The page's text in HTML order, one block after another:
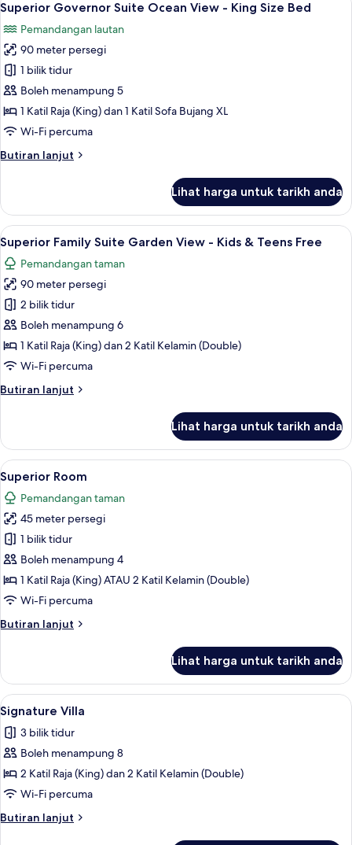
Front
Kids
&
Teens
Free
semua
foto
untuk
Superior
Governor
Suite
Ocean
-
Bed
9
Superior Governor Suite Ocean View - King Size Bed
Pemandangan lautan
90 meter persegi
1 bilik tidur
Boleh menampung 5
1 Katil Raja (King) dan 1 Katil Sofa Bujang XL
Wi-Fi percuma
Butiran lanjut
Butiran
Governor
Suite
Ocean
View
King
Size
Bed
Lihat harga untuk tarikh anda
Lihat
semua
foto
untuk
Superior
Family
Suite
Garden
-
Teens
Free
Superior Family Suite Garden View
12
Superior Family Suite Garden View - Kids & Teens Free
Pemandangan taman
90 meter persegi
2 bilik tidur
Boleh menampung 6
1 Katil Raja (King) dan 2 Katil Kelamin (Double)
Wi-Fi percuma
Butiran lanjut
Butiran
Family
Suite
Garden
View
Kids
&
Teens
Free
Lihat harga untuk tarikh anda
Lihat
semua
foto
untuk
Superior
Room
Peralatan tempat tidur premium,
4
Superior Room
Pemandangan taman
45 meter persegi
1 bilik tidur
Boleh menampung 4
1 Katil Raja (King) ATAU 2 Katil Kelamin (Double)
Wi-Fi percuma
Butiran lanjut
Butiran
Room
Lihat harga untuk tarikh anda
Lihat
semua
foto
untuk
Signature
Villa
Signature Villa | Peralatan tempat
17
Signature Villa
3 bilik tidur
Boleh menampung 8
2 Katil Raja (King) dan 2 Katil Kelamin (Double)
Wi-Fi percuma
Butiran lanjut
Butiran